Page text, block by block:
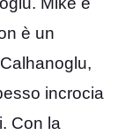
è un
incrocia
Con la